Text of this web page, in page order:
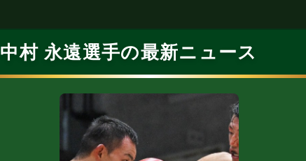
中村 永遠選手の最新ニュース